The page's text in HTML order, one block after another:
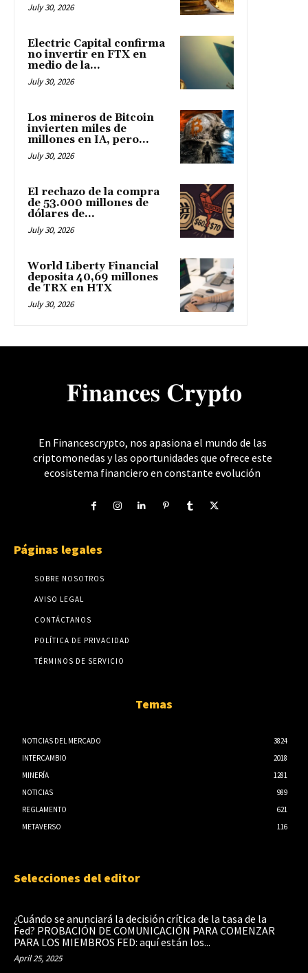
July 30, 2026
Electric Capital confirma
no invertir en FTX en
medio de la...
July 30, 2026
Los mineros de Bitcoin
invierten miles de
millones en IA, pero...
July 30, 2026
El rechazo de la compra
de 53.000 millones de
dólares de...
July 30, 2026
World Liberty Financial
deposita 40,69 millones
de TRX en HTX
July 30, 2026
𝐅𝐢𝐧𝐚𝐧𝐜𝐞𝐬 𝐂𝐫𝐲𝐩𝐭𝐨
En Financescrypto, nos apasiona el mundo de las
criptomonedas y las oportunidades que ofrece este
ecosistema financiero en constante evolución
Páginas legales
SOBRE NOSOTROS
AVISO LEGAL
CONTÁCTANOS
POLÍTICA DE PRIVACIDAD
TÉRMINOS DE SERVICIO
Temas
NOTICIAS DEL MERCADO
3824
INTERCAMBIO
2018
MINERÍA
1281
NOTICIAS
989
REGLAMENTO
621
METAVERSO
116
Selecciones del editor
¿Cuándo se anunciará la decisión crítica de la tasa de la
Fed? PROBACIÓN DE COMUNICACIÓN PARA COMENZAR
PARA LOS MIEMBROS FED: aquí están los...
April 25, 2025